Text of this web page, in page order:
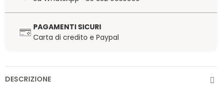
PAGAMENTI SICURI
Carta di credito e Paypal
DESCRIZIONE